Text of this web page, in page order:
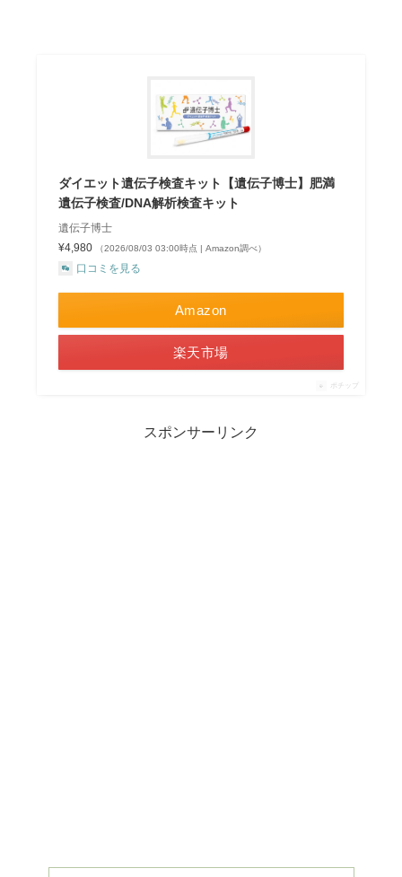
ダイエット遺伝子検査キット【遺伝子博士】肥満
遺伝子検査/DNA解析検査キット
遺伝子博士
¥4,980
（2026/08/03 03:00時点 | Amazon調べ）
口コミを見る
Amazon
楽天市場
ポチップ
スポンサーリンク